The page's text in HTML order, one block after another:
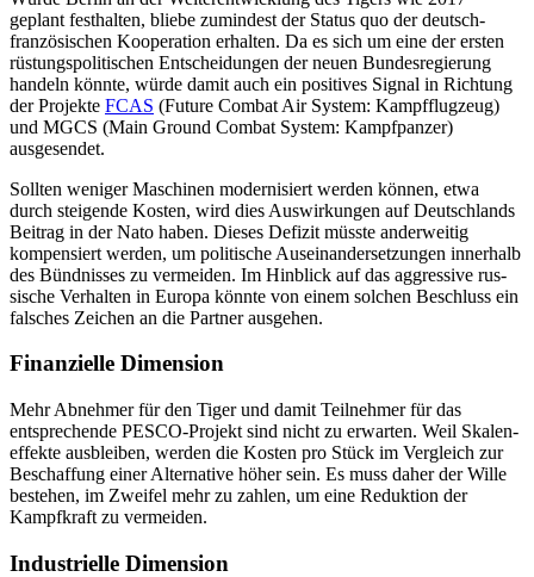
geplant festhalten, blie­be zumindest der Status quo der deutsch-
französischen Kooperation erhal­ten. Da es sich um eine der ersten
rüstungs­politischen Entscheidungen der neuen Bun­desregie­rung
handeln könnte, würde damit auch ein positives Signal in Rich­tung
der Projekte FCAS (Future Combat Air System: Kampfflugzeug)
und MGCS (Main Ground Combat System: Kampfpanzer)
ausgesendet.
Sollten weniger Maschinen modernisiert werden können, etwa
durch steigende Kos­ten, wird dies Auswirkungen auf Deutschlands
Beitrag in der Nato haben. Dieses De­fi­zit müsste anderweitig
kompensiert wer­den, um politische Auseinandersetzungen innerhalb
des Bünd­nisses zu vermeiden. Im Hinblick auf das aggressive rus­
sische Ver­hal­ten in Europa könnte von einem solchen Beschluss ein
falsches Zeichen an die Part­ner ausgehen.
Finanzielle Dimension
Mehr Abnehmer für den Tiger und damit Teilnehmer für das
entsprechende PESCO-Projekt sind nicht zu erwarten. Weil Ska­len­
effekte ausbleiben, werden die Kosten pro Stück im Vergleich zur
Beschaffung einer Alternative höher sein. Es muss daher der Wille
bestehen, im Zweifel mehr zu zahlen, um eine Reduktion der
Kampfkraft zu vermeiden.
Industrielle Dimension